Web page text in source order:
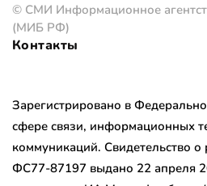
© СМИ Информационное
(МИБ РФ)
Контакты
Зарегистрировано в
сфере связи, информационных
коммуникаций. Свидетельство
ФС77-87197 выдано 22 апреля